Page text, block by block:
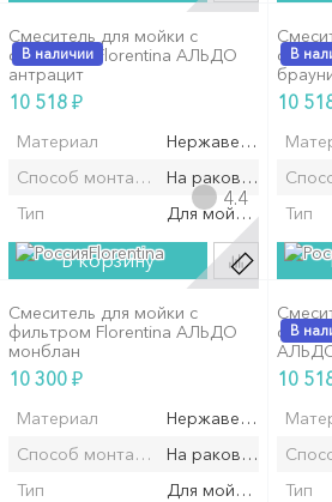
В наличии
Смеситель для мойки с
фильтром Florentina АЛЬДО
антрацит
10 518 ₽
Материал
Нержавеющая
Способ монтажа/установкиНа раковину/мойку
Тип
Для мойки
В корзину
В
10
Тип
Florentina
4.4
Смеситель для мойки с
фильтром Florentina АЛЬДО
монблан
10 300 ₽
Материал
Нержавеющая
Способ монтажа/установкиНа раковину/мойку
Тип
Для мойки
В
АЛЬДО
10
Тип